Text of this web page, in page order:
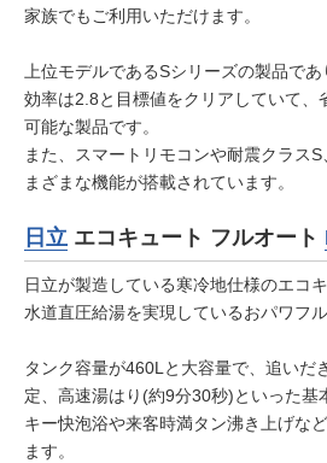
家族でもご利用いただけます。
上位モデルであるSシリーズの製品で
効率は2.8と目標値をクリアしていて、
可能な製品です。
また、スマートリモコンや耐震クラス
まざまな機能が搭載されています。
日立 エコキュート フルオート
日立が製造している寒冷地仕様のエコキ
水道直圧給湯を実現しているおパワフル
タンク容量が460Lと大容量で、追いだ
定、高速湯はり(約9分30秒)といった基
キー快泡浴や来客時満タン沸き上げな
ます。